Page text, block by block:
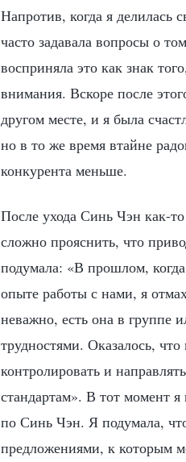
Напротив, когда я
часто задавала вопросы о
восприняла это как знак
внимания. Вскоре после
другом месте, и я была
но в то же время втайне
конкурента меньше.
После ухода Синь Чэн как-
сложно прояснить, что
подумала: «В прошлом,
опыте работы с нами, я
неважно, есть она в группе
трудностями. Оказалось,
контролировать и
стандартам». В тот момент я
по Синь Чэн. Я подумала,
предложениями, к которым